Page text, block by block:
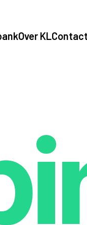
Over KLContact